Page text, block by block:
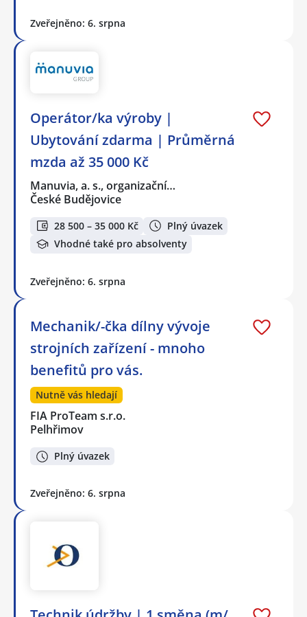
Zveřejněno: 6. srpna
Operátor/ka výroby |
Ubytování zdarma | Průměrná
mzda až 35 000 Kč
Manuvia, a. s., organizační…
České Budějovice
28 500 – 35 000 Kč
Plný úvazek
Vhodné také pro absolventy
Zveřejněno: 6. srpna
Mechanik/-čka dílny vývoje
strojních zařízení - mnoho
benefitů pro vás.
Nutně vás hledají
FIA ProTeam s.r.o.
Pelhřimov
Plný úvazek
Zveřejněno: 6. srpna